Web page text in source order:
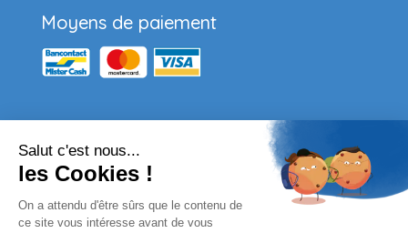
Moyens de paiement
Nos partenaires
Vous souhaitez passer une
commande pour votre école ?
Salut c'est nous...
les Cookies !
On a attendu d'être sûrs que le contenu de
ce site vous intéresse avant de vous